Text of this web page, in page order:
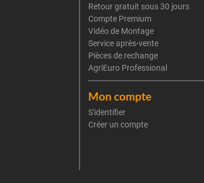
Retour gratuit sous 30 jours
Compte Premium
Vidéo de Montage
Service après-vente
Pièces de rechange
AgriEuro Professional
Mon compte
S'identifier
Créer un compte